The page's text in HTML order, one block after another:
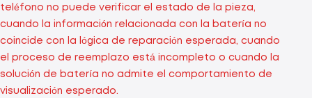
teléfono no puede verificar el estado de la pieza,
cuando la información relacionada con la batería no
coincide con la lógica de reparación esperada, cuando
el proceso de reemplazo está incompleto o cuando la
solución de batería no admite el comportamiento de
visualización esperado.